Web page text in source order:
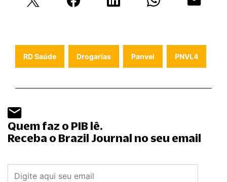
RD Saúde Drogarias Panvel PNVL4
Quem faz o PIB lê.
Receba o Brazil Journal no seu email